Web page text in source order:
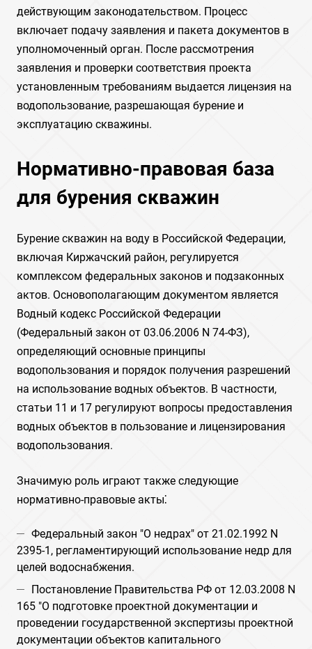
действующим законодательством. Процесс
включает подачу заявления и пакета документов в
уполномоченный орган. После рассмотрения
заявления и проверки соответствия проекта
установленным требованиям выдается лицензия на
водопользование, разрешающая бурение и
эксплуатацию скважины.
Нормативно-правовая база
для бурения скважин
Бурение скважин на воду в Российской Федерации,
включая Киржачский район, регулируется
комплексом федеральных законов и подзаконных
актов. Основополагающим документом является
Водный кодекс Российской Федерации
(Федеральный закон от 03.06.2006 N 74-ФЗ),
определяющий основные принципы
водопользования и порядок получения разрешений
на использование водных объектов. В частности,
статьи 11 и 17 регулируют вопросы предоставления
водных объектов в пользование и лицензирования
водопользования.
Значимую роль играют также следующие
нормативно-правовые акты⁚
Федеральный закон "О недрах" от 21.02.1992 N
2395-1, регламентирующий использование недр для
целей водоснабжения.
Постановление Правительства РФ от 12.03.2008 N
165 "О подготовке проектной документации и
проведении государственной экспертизы проектной
документации объектов капитального